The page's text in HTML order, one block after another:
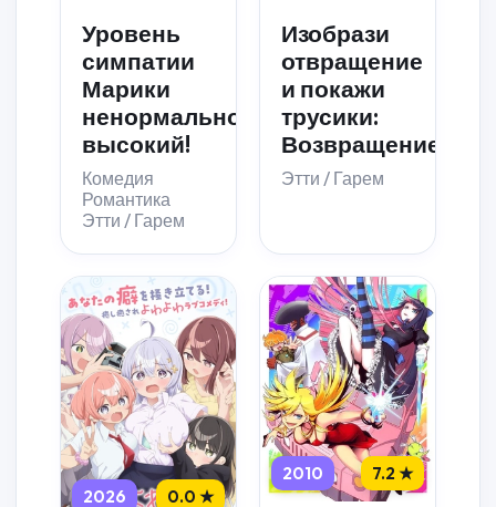
Уровень
симпатии
Марики
ненормально
высокий!
Комедия
Романтика
Этти / Гарем
Изобрази
отвращение
и покажи
трусики:
Возвращение
Этти / Гарем
2026 0.0 ★
2010 7.2 ★